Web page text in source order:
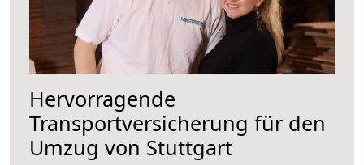
Hervorragende
Transportversicherung für den
Umzug von Stuttgart